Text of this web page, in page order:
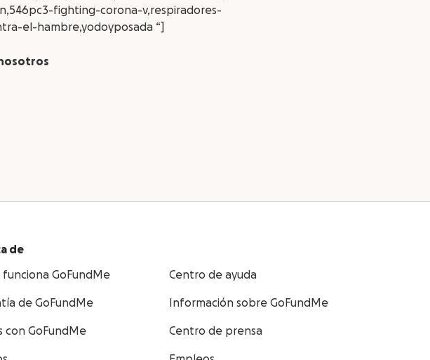
fighting-corona-v,respiradores-
el-hambre,yodoyposada “]
de
funciona GoFundMe
de GoFundMe
con GoFundMe
Centro de ayuda
Información sobre GoFundMe
Centro de prensa